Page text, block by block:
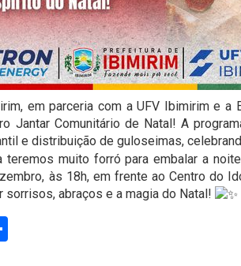
em parceria com a UFV Ibimirim e a
Jantar Comunitário de Natal! A
e distribuição de guloseimas,
teremos muito forró para embalar a
às 18h, em frente ao Centro do
sorrisos, abraços e a magia do Natal!